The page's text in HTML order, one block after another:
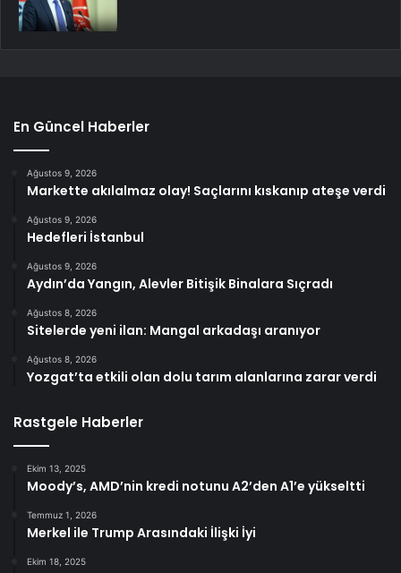
En Güncel Haberler
Ağustos 9, 2026
Markette akılalmaz olay! Saçlarını kıskanıp ateşe verdi
Ağustos 9, 2026
Hedefleri İstanbul
Ağustos 9, 2026
Aydın’da Yangın, Alevler Bitişik Binalara Sıçradı
Ağustos 8, 2026
Sitelerde yeni ilan: Mangal arkadaşı aranıyor
Ağustos 8, 2026
Yozgat’ta etkili olan dolu tarım alanlarına zarar verdi
Rastgele Haberler
Ekim 13, 2025
Moody’s, AMD’nin kredi notunu A2’den A1’e yükseltti
Temmuz 1, 2026
Merkel ile Trump Arasındaki İlişki İyi
Ekim 18, 2025